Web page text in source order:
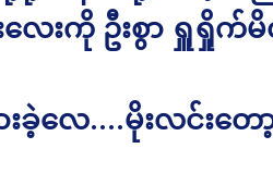
လေးကို ဦးစွာ ရှူရှို
းခဲ့လေ….မိုးလင်းတေ